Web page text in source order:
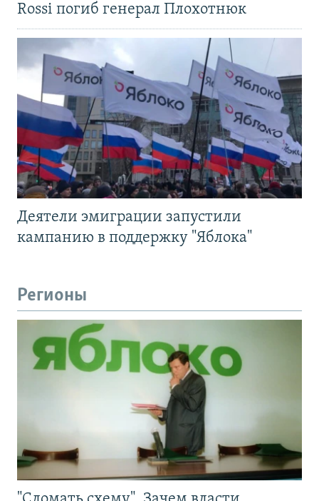
Rossi погиб генерал Плохотнюк
Деятели эмиграции запустили
кампанию в поддержку "Яблока"
Регионы